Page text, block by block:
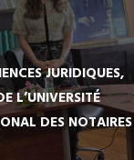
JURIDIQUES,
L’UNIVERSITÉ
DES NOTAIRES